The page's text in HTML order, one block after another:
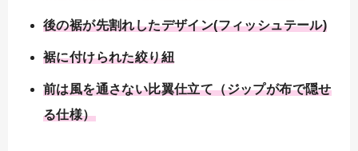
後の裾が先割れしたデザイン(フィッシュテール)
裾に付けられた絞り紐
前は風を通さない比翼仕立て（ジップが布で隠せ
る仕様）